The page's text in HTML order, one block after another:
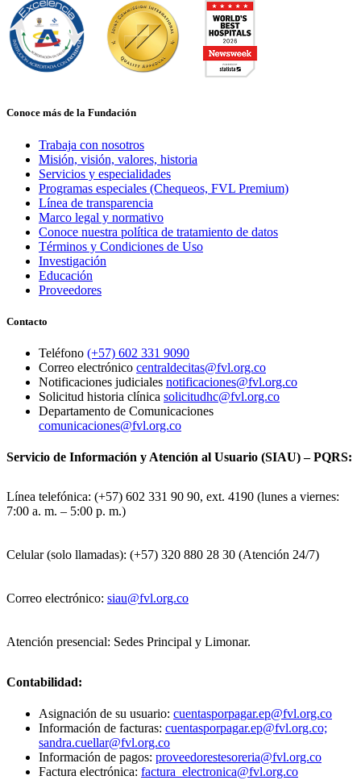
Conoce más de la Fundación
Trabaja con nosotros
Misión, visión, valores, historia
Servicios y especialidades
Programas especiales (Chequeos, FVL Premium)
Línea de transparencia
Marco legal y normativo
Conoce nuestra política de tratamiento de datos
Términos y Condiciones de Uso
Investigación
Educación
Proveedores
Contacto
Teléfono (+57) 602 331 9090
Correo electrónico centraldecitas@fvl.org.co
Notificaciones judiciales notificaciones@fvl.org.co
Solicitud historia clínica solicitudhc@fvl.org.co
Departamento de Comunicaciones
comunicaciones@fvl.org.co
Servicio de Información y Atención al Usuario (SIAU) – PQRS:
Línea telefónica: (+57) 602 331 90 90, ext. 4190 (lunes a viernes:
7:00 a. m. – 5:00 p. m.)
Celular (solo llamadas): (+57) 320 880 28 30 (Atención 24/7)
Correo electrónico: siau@fvl.org.co
Atención presencial: Sedes Principal y Limonar.
Contabilidad:
Asignación de su usuario: cuentasporpagar.ep@fvl.org.co
Información de facturas: cuentasporpagar.ep@fvl.org.co;
sandra.cuellar@fvl.org.co
Información de pagos: proveedorestesoreria@fvl.org.co
Factura electrónica: factura_electronica@fvl.org.co